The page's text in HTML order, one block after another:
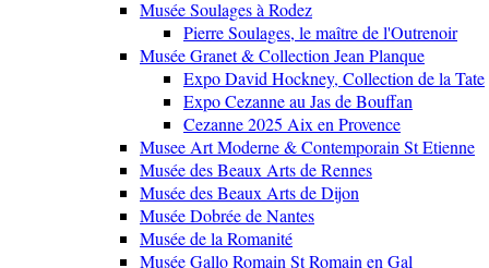
Musée Soulages à Rodez
Pierre Soulages, le maître de l'Outrenoir
Musée Granet & Collection Jean Planque
Expo David Hockney, Collection de la Tate
Expo Cezanne au Jas de Bouffan
Cezanne 2025 Aix en Provence
Musee Art Moderne & Contemporain St Etienne
Musée des Beaux Arts de Rennes
Musée des Beaux Arts de Dijon
Musée Dobrée de Nantes
Musée de la Romanité
Musée Gallo Romain St Romain en Gal